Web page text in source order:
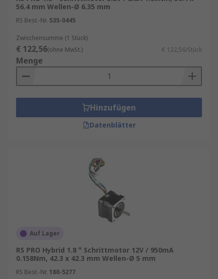
56.4 mm Wellen-Ø 6.35 mm
RS Best.-Nr. 535-0445
Zwischensumme (1 Stück)
€ 122,56(ohne MwSt.) € 122,56/Stück
Menge
Hinzufügen
Datenblätter
Auf Lager
RS PRO Hybrid 1.8 ° Schrittmotor 12V / 950mA
0.158Nm, 42.3 x 42.3 mm Wellen-Ø 5 mm
RS Best.-Nr. 180-5277